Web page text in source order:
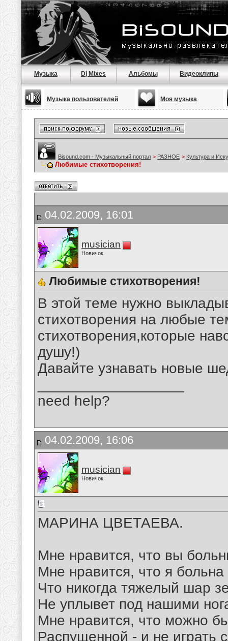
Музыка Dj Mixes Альбомы Видеоклипы
Музыка пользователей Моя музыка
Bisound.com - Музыкальный портал > РАЗНОЕ > Культура и
Любимые стихотворения!
04.02.2009, 16:01
musician
Новичок
Любимые стихотворения!
В этой теме нужно
стихотворения на любые
стихотворения,которые
душу!)
Давайте узнавать новые
need help?
04.02.2009, 16:06
musician
Новичок
МАРИНА ЦВЕТАЕВА.
Мне нравится, что вы
Мне нравится, что я
Что никогда тяжелый шар
Не уплывет под нашими
Мне нравится, что можно
Распущенной - и не играть